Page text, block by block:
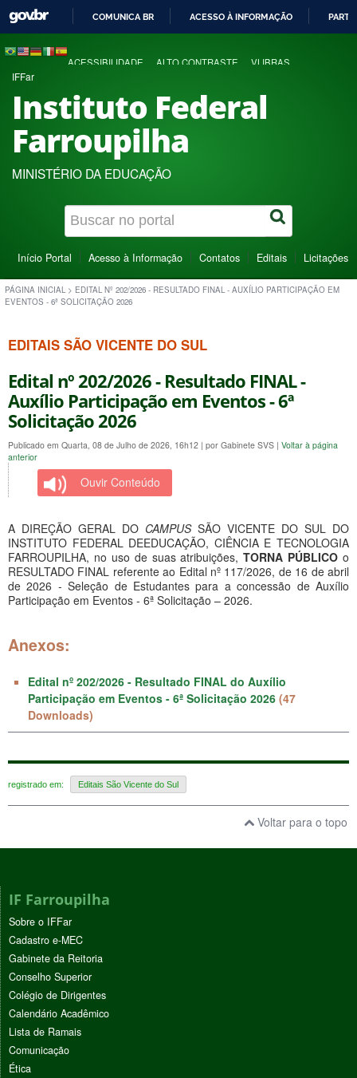
COMUNICA BR ACESSO À INFORMAÇÃO
ACESSIBILIDADE ALTO CONTRASTE VLIBRAS
IFFar
Instituto Federal
Farroupilha
MINISTÉRIO DA EDUCAÇÃO
Início Portal Acesso à Informação Contatos Editais Licitações
PÁGINA INICIAL > EDITAL Nº 202/2026 - RESULTADO FINAL - AUXÍLIO PARTICIPAÇÃO EM
EVENTOS - 6ª SOLICITAÇÃO 2026
EDITAIS SÃO VICENTE DO SUL
Edital nº 202/2026 - Resultado FINAL -
Auxílio Participação em Eventos - 6ª
Solicitação 2026
Publicado em Quarta, 08 de Julho de 2026, 16h12 | por Gabinete SVS | Voltar à página
anterior
Ouvir Conteúdo
A DIREÇÃO GERAL DO CAMPUS SÃO VICENTE DO SUL DO
INSTITUTO FEDERAL DEEDUCAÇÃO, CIÊNCIA E TECNOLOGIA
FARROUPILHA, no uso de suas atribuições,TORNA PÚBLICO o
RESULTADO FINAL referente ao Edital nº 117/2026, de 16 de abril
de 2026 - Seleção de Estudantes para a concessão de Auxílio
Participação em Eventos - 6ª Solicitação – 2026.
Anexos:
Edital nº 202/2026 - Resultado FINAL do Auxílio
Participação em Eventos - 6ª Solicitação 2026 (47
Downloads)
registrado em: Editais São Vicente do Sul
Voltar para o topo
IF Farroupilha
Sobre o IFFar
Cadastro e-MEC
Gabinete da Reitoria
Conselho Superior
Colégio de Dirigentes
Calendário Acadêmico
Lista de Ramais
Comunicação
Ética